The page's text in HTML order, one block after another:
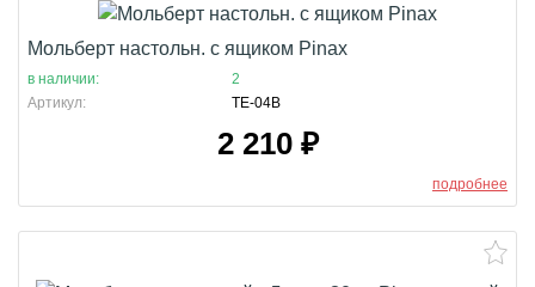
Мольберт настольн. с ящиком Pinax
в наличии:
2
Артикул:
TE-04B
2 210 ₽
подробнее